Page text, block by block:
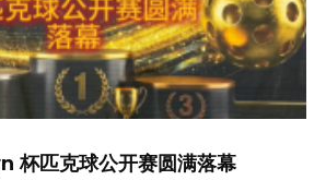
匹克球公开赛圆满落幕